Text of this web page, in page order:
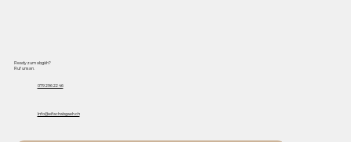
Ready zum abgäh?
Ruf uns an.
079 296 22 46
Info@eifachabgaeh.ch